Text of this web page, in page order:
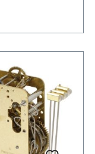
pas un alignement
dans "l'eau"
autrefois pour les
- les
innovantes à
également
légèrement
justement pas
l'eau") -
n'est
- Durée de